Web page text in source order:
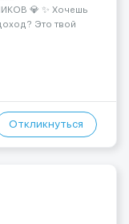
💎 ✨ Хочешь
Это твой
поток
Откликнуться